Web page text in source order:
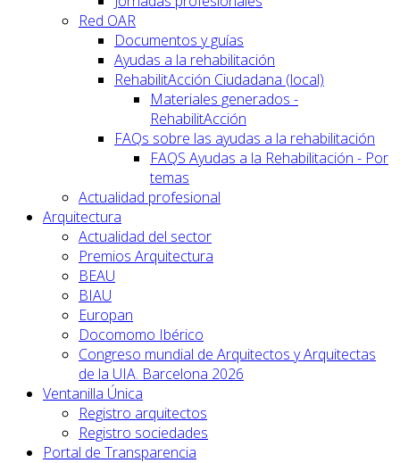
Red OAR
Documentos y guías
Ayudas a la rehabilitación
RehabilitAcción Ciudadana (local)
Materiales generados -
RehabilitAcción
FAQs sobre las ayudas a la rehabilitación
FAQS Ayudas a la Rehabilitación - Por
temas
Actualidad profesional
Arquitectura
Actualidad del sector
Premios Arquitectura
BEAU
BIAU
Europan
Docomomo Ibérico
Congreso mundial de Arquitectos y Arquitectas
de la UIA. Barcelona 2026
Ventanilla Única
Registro arquitectos
Registro sociedades
Portal de Transparencia